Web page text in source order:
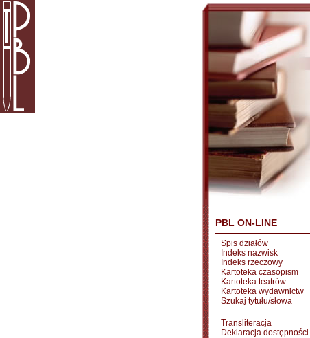
PBL ON-LINE
Spis działów
Indeks nazwisk
Indeks rzeczowy
Kartoteka czasopism
Kartoteka teatrów
Kartoteka wydawnictw
Szukaj tytułu/słowa
Transliteracja
Deklaracja dostępności